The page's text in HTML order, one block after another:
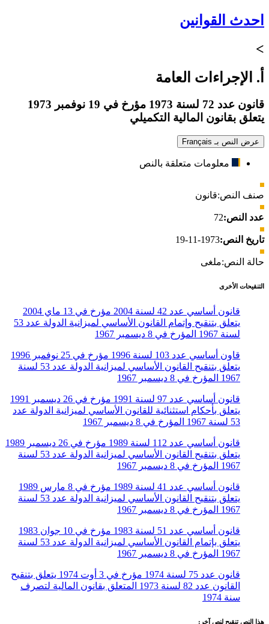
احدث القوانين
>
أ. الإجراءات العامة
قانون عدد 72 لسنة 1973 مؤرخ في 19 نوفمبر 1973
يتعلق بقانون المالية التكميلي
عرض النص بـ Français
معلومات متعلقة بالنص
صنف النص:قانون
عدد النص:72
تاريخ النص:1973-11-19
حالة النص:ملغى
التنقيحات الأخرى
قانون أساسي عدد 42 لسنة 2004 مؤرخ في 13 ماي 2004
يتعلق بتنقيح وإتمام القانون الأساسي لميزانية الدولة عدد 53
لسنة 1967 المؤرخ في 8 ديسمبر 1967
قاون أساسي عدد 103 لسنة 1996 مؤرخ في 25 نوفمبر 1996
يتعلق بتنقيح القانون الأساسي لميزانية الدولة عدد 53 لسنة
1967 المؤرخ في 8 ديسمبر 1967
قانون أساسي عدد 97 لسنة 1991 مؤرخ في 26 ديسمبر 1991
يتعلق بأحكام استثنائية للقانون الأساسي لميزانية الدولة عدد
53 لسنة 1967 المؤرخ في 8 ديسمبر 1967
قانون أساسي عدد 112 لسنة 1989 مؤرخ في 26 ديسمبر 1989
يتعلق بتنقيح القانون الأساسي لميزانية الدولة عدد 53 لسنة
1967 المؤرخ في 8 ديسمبر 1967
قانون أساسي عدد 41 لسنة 1989 مؤرخ في 8 مارس 1989
يتعلق بتنقيح القانون الأساسي لميزانية الدولة عدد 53 لسنة
1967 المؤرخ في 8 ديسمبر 1967
قانون أساسي عدد 51 لسنة 1983 مؤرخ في 10 جوان 1983
يتعلق بإتمام القانون الأساسي لميزانية الدولة عدد 53 لسنة
1967 المؤرخ في 8 ديسمبر 1967
قانون عدد 75 لسنة 1974 مؤرخ في 3 أوت 1974 يتعلق بتنقيح
القانون عدد 82 لسنة 1973 المتعلق بقانون المالية لتصرف
سنة 1974
هذا النص تنقيح لنص آخر: